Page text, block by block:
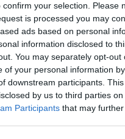
confirm your selection. Please
is processed you may
ads based on personal
information disclosed to
You may separately opt-out
of your personal information
downstream participants.
by us to third parties on
Participants that may